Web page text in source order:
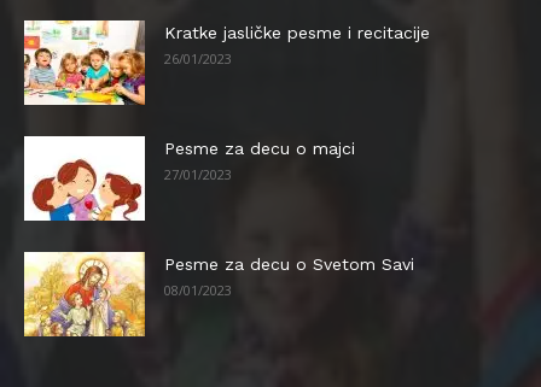
Kratke jasličke pesme i recitacije
26/01/2023
Pesme za decu o majci
27/01/2023
Pesme za decu o Svetom Savi
08/01/2023